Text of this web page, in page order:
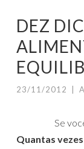
DEZ
23/11/2012
Se
Quantas